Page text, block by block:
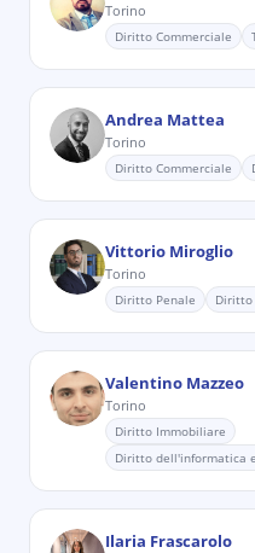
Torino
Diritto Commerciale
Andrea Mattea
Torino
Diritto Commerciale
Vittorio Miroglio
Torino
Diritto Penale Diritto
Valentino Mazzeo
Torino
Diritto Immobiliare
Diritto dell'informatica
Ilaria Frascarolo